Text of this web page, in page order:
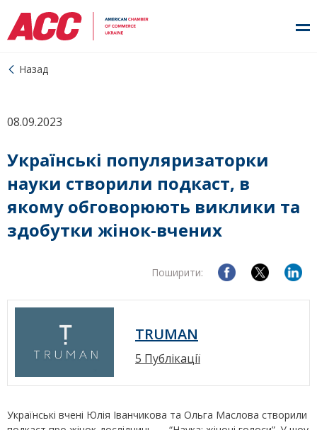
Назад
08.09.2023
Українські популяризаторки
науки створили подкаст, в
якому обговорюють виклики та
здобутки жінок-вчених
Поширити:
TRUMAN
5 Публікації
Українські вчені Юлія Іванчикова та Ольга Маслова створили